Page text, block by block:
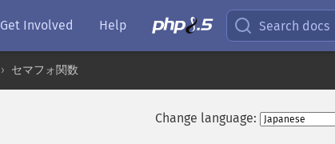
Get Involved Help Search docs
セマフォ関数
Change language: